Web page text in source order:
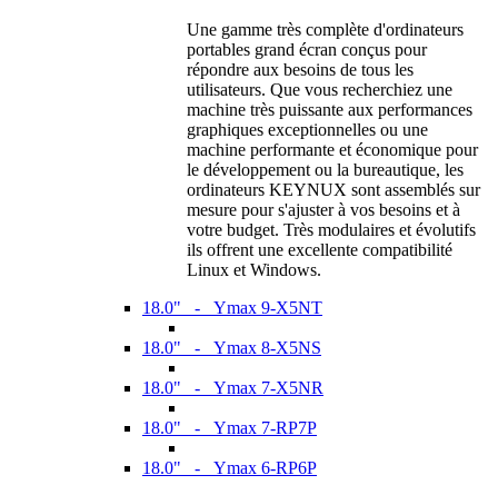
Une gamme très complète d'ordinateurs
portables grand écran conçus pour
répondre aux besoins de tous les
utilisateurs. Que vous recherchiez une
machine très puissante aux performances
graphiques exceptionnelles ou une
machine performante et économique pour
le développement ou la bureautique, les
ordinateurs KEYNUX sont assemblés sur
mesure pour s'ajuster à vos besoins et à
votre budget. Très modulaires et évolutifs
ils offrent une excellente compatibilité
Linux et Windows.
18.0" - Ymax 9-X5NT
18.0" - Ymax 8-X5NS
18.0" - Ymax 7-X5NR
18.0" - Ymax 7-RP7P
18.0" - Ymax 6-RP6P